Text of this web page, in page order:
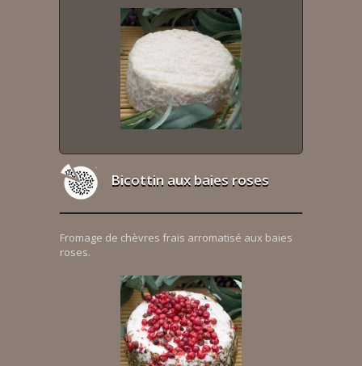
Bicottin aux baies roses
Fromage de chèvres frais arromatisé aux baies
roses.